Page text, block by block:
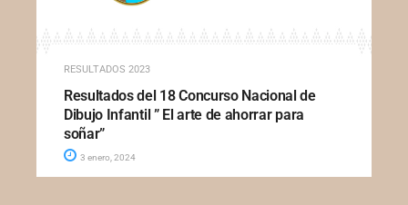
RESULTADOS 2023
Resultados del 18 Concurso Nacional de
Dibujo Infantil ” El arte de ahorrar para
soñar”
3 enero, 2024